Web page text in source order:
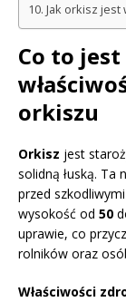
Jak orkisz jest
Co to
orkiszu
Orkisz jest
solidną łuską. Ta
przed
wysokość od 50
uprawie, co
rolników oraz
Właściwości